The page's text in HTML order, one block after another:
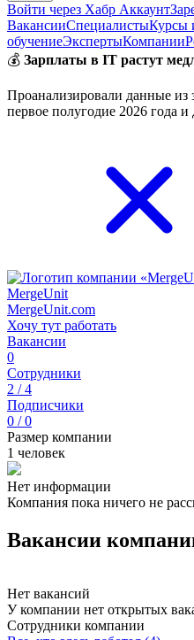
Войти через Хабр Аккаунт
ВакансииСпециалистыКурсы
обучениеЭкспертыКомпании
💰 Зарплаты в IT растут
Проанализировали данные из
первое полугодие 2026 года и
MergeUnit
MergeUnit.com
Хочу тут работать
Вакансии
0
Сотрудники
2 / 4
Подписчики
0 / 0
Размер компании
1 человек
Нет информации
Компания пока ничего не
Вакансии
Нет вакансий
У компании нет открытых
Сотрудники компании